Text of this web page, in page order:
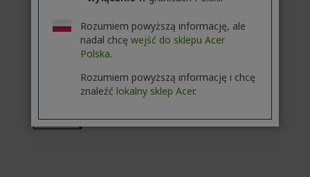
Dodaj do koszyka
Dodaj by porównać
Rozumiem powyższą informację, ale
nadal chcę wejść do sklepu Acer
Polska.
Rozumiem powyższą informację i chcę
znaleźć lokalny sklep Acer.